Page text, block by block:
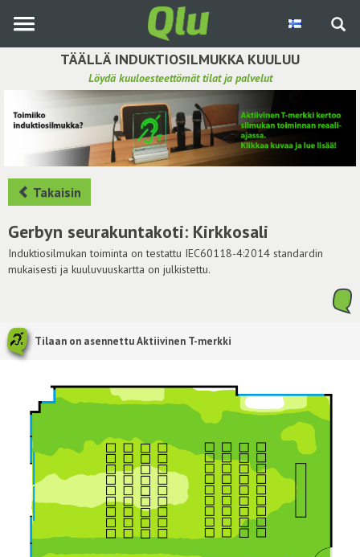
pääsisältöön
TÄÄLLÄ INDUKTIOSILMUKKA KUULUU
Löydä kuuloesteettömät tilat ja palvelut
Etsi induktiosilmukka
Tee ehdotus ja vaikuta kuulemiskokemukseen
Hae ehdotuksia
Käyttöohje
Yhteydenottopyyntö
Takaisin
Gerbyn seurakuntakoti: Kirkkosali
Induktiosilmukan toiminta on testattu IEC60118-4:2014 standardin
mukaisesti ja kuuluvuuskartta on julkistettu.
Tilaan on asennettu Aktiivinen T-merkki